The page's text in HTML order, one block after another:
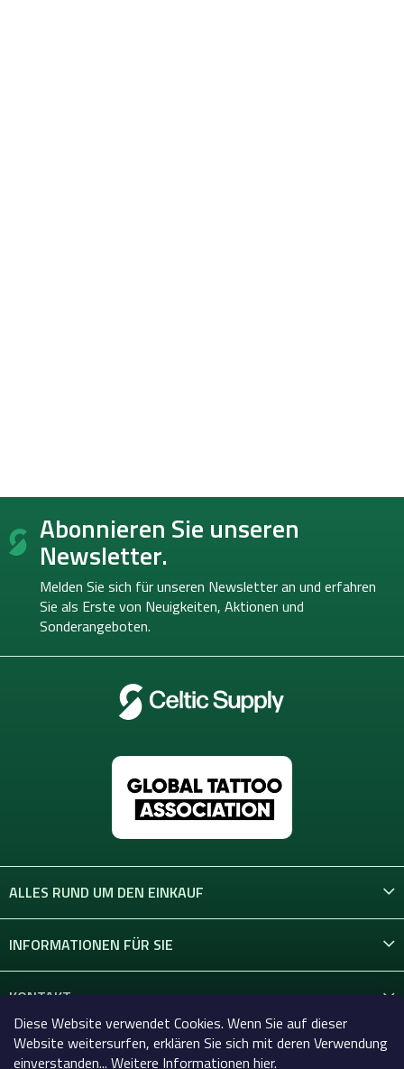
Diese Website verwendet Cookies. Wenn Sie auf dieser
Website weitersurfen, erklären Sie sich mit deren Verwendung
einverstanden... Weitere Informationen hier.
F
ß Abonnieren Sie unseren
Newsletter.
Melden Sie sich für unseren Newsletter an und erfahren
Sie als Erste von Neuigkeiten, Aktionen und
Sonderangeboten.
ALLES RUND UM DEN EINKAUF
INFORMATIONEN FÜR SIE
KONTAKT